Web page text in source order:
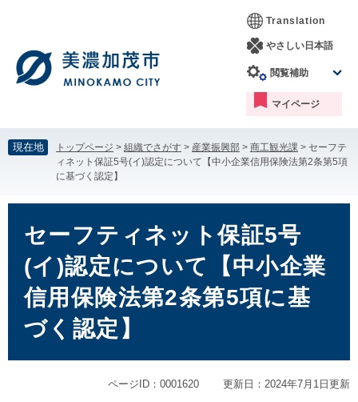
す。
し
て
本
Translation
やさしい日本語
閲覧補助
マイページ
現在地 トップページ > 組織でさがす > 産業振興部 > 商工観光課 > セーフテ
ィネット保証5号(イ)認定について【中小企業信用保険法第2条第5項
に基づく認定】
セーフティネット保証5号
(イ)認定について【中小企業
信用保険法第2条第5項に基
づく認定】
ページID：0001620 更新日：2024年7月1日更新